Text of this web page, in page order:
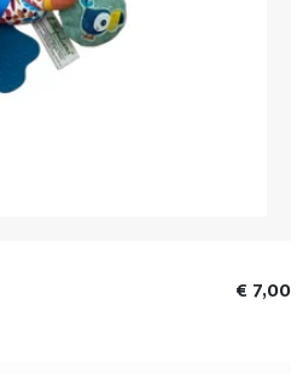
€ 7,00